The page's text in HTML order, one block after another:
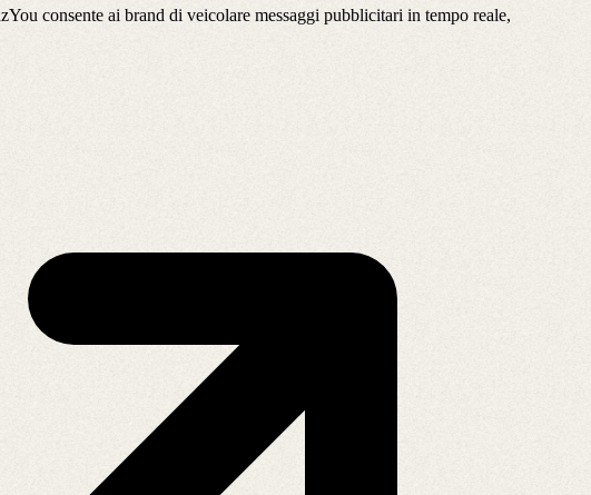
consente ai brand di veicolare messaggi pubblicitari in tempo reale,